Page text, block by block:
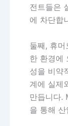
전트들은
에 차단합
둘째, 휴
한 환경에
성을 비약
계에 실제
만듭니다.
을 통해